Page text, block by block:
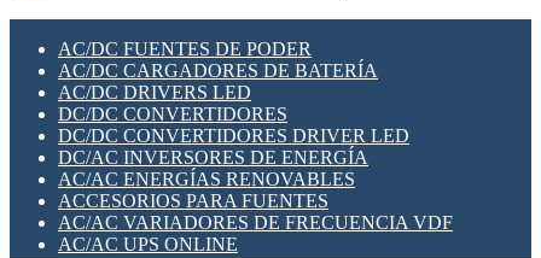
SWITCH Y MICROSWITCH
TARJETAS PI
UNIÓN Y DERIVACIÓN DE CABLE
PLACAS MODULARES IOT
SWITCHES Y REDES WIFI
SOLUCIONES IOT
SOLUCIONES LORAWAN
SOLUCIONES RED CELULAR
SEGURIDAD PARA REDES
SWITCHES LAN
TELEFONÍA IP (VOIP)
VIGILANCIA IP (CCTV)
MESHTASTIC
AC/DC FUENTES DE PODER
AC/DC CARGADORES DE BATERÍA
AC/DC DRIVERS LED
DC/DC CONVERTIDORES
DC/DC CONVERTIDORES DRIVER LED
DC/AC INVERSORES DE ENERGÍA
AC/AC ENERGÍAS RENOVABLES
ACCESORIOS PARA FUENTES
AC/AC VARIADORES DE FRECUENCIA VDF
AC/AC UPS ONLINE